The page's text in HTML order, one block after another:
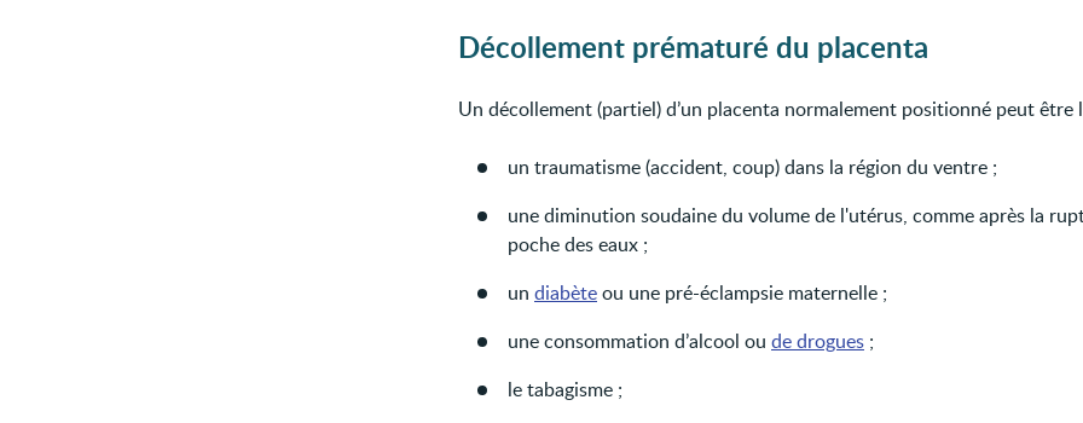
Décollement prématuré du placenta
Un décollement (partiel) d’un placenta normalement positionné peut être
un traumatisme (accident, coup) dans la région du ventre ;
une diminution soudaine du volume de l'utérus, comme après la
poche des eaux ;
un diabèteou une pré-éclampsie maternelle ;
une consommation d’alcool ou de drogues ;
le tabagisme ;